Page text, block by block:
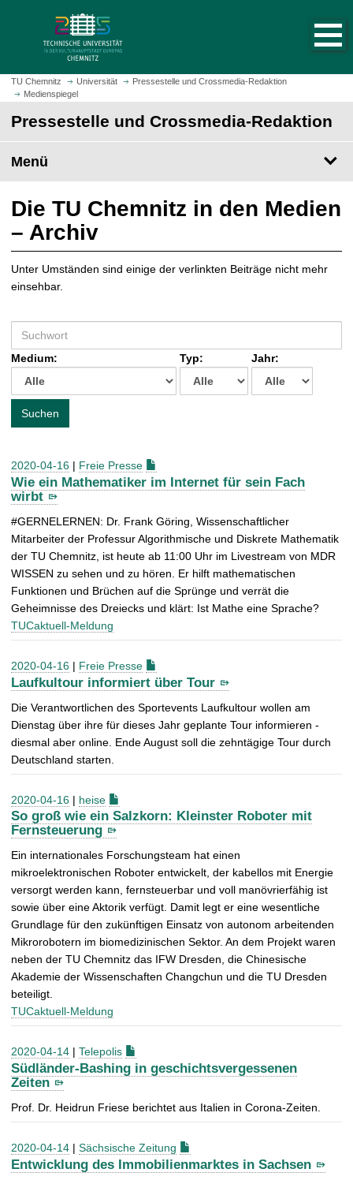
m
H
t
s
i
e
a
u
f
r
u
f
e
TU Chemnitz Universität
Pressestelle und Crossmedia-Redaktion
Medienspiegel
Pressestelle und Crossmedia-Redaktion
Menü
Die TU Chemnitz in den Medien
– Archiv
Unter Umständen sind einige der verlinkten Beiträge nicht mehr
einsehbar.
u
c
e
h
:
Medium: Typ: Jahr:
Suchen
2020-04-16 | Freie Presse
Wie ein Mathematiker im Internet für sein Fach
wirbt
#GERNELERNEN: Dr. Frank Göring, Wissenschaftlicher
Mitarbeiter der Professur Algorithmische und Diskrete Mathematik
der TU Chemnitz, ist heute ab 11:00 Uhr im Livestream von MDR
WISSEN zu sehen und zu hören. Er hilft mathematischen
Funktionen und Brüchen auf die Sprünge und verrät die
Geheimnisse des Dreiecks und klärt: Ist Mathe eine Sprache?
TUCaktuell-Meldung
2020-04-16 | Freie Presse
Laufkultour informiert über Tour
Die Verantwortlichen des Sportevents Laufkultour wollen am
Dienstag über ihre für dieses Jahr geplante Tour informieren -
diesmal aber online. Ende August soll die zehntägige Tour durch
Deutschland starten.
2020-04-16 | heise
So groß wie ein Salzkorn: Kleinster Roboter mit
Fernsteuerung
Ein internationales Forschungsteam hat einen
mikroelektronischen Roboter entwickelt, der kabellos mit Energie
versorgt werden kann, fernsteuerbar und voll manövrierfähig ist
sowie über eine Aktorik verfügt. Damit legt er eine wesentliche
Grundlage für den zukünftigen Einsatz von autonom arbeitenden
Mikrorobotern im biomedizinischen Sektor. An dem Projekt waren
neben der TU Chemnitz das IFW Dresden, die Chinesische
Akademie der Wissenschaften Changchun und die TU Dresden
beteiligt.
TUCaktuell-Meldung
2020-04-14 | Telepolis
Südländer-Bashing in geschichtsvergessenen
Zeiten
Prof. Dr. Heidrun Friese berichtet aus Italien in Corona-Zeiten.
2020-04-14 | Sächsische Zeitung
Entwicklung des Immobilienmarktes in Sachsen